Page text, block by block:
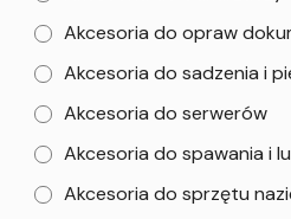
Akcesoria do opraw
Akcesoria do sadzenia i
Akcesoria do serwerów
Akcesoria do spawania i
Akcesoria do sprzętu